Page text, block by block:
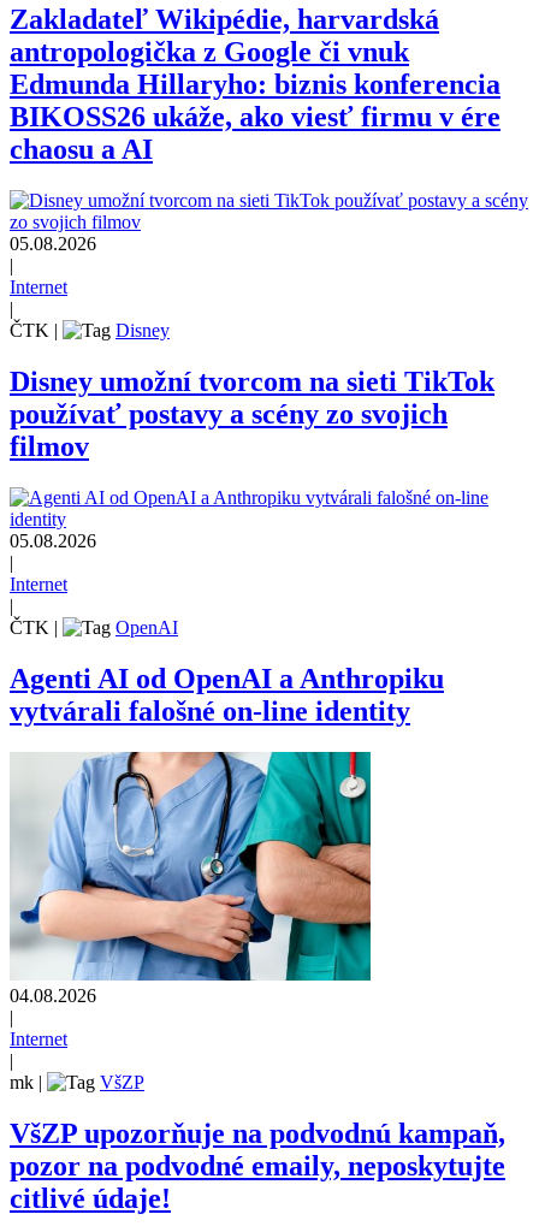
Zakladateľ Wikipédie, harvardská
antropologička z Google či vnuk
Edmunda Hillaryho: biznis konferencia
BIKOSS26 ukáže, ako viesť firmu v ére
chaosu a AI
05.08.2026
|
Internet
|
ČTK | Disney
Disney umožní tvorcom na sieti TikTok
používať postavy a scény zo svojich
filmov
05.08.2026
|
Internet
|
ČTK | OpenAI
Agenti AI od OpenAI a Anthropiku
vytvárali falošné on-line identity
04.08.2026
|
Internet
|
mk | VšZP
VšZP upozorňuje na podvodnú kampaň,
pozor na podvodné emaily, neposkytujte
citlivé údaje!